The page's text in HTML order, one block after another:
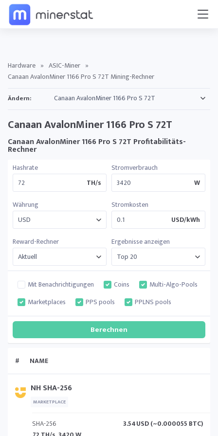
Hardware » ASIC-Miner »
Canaan AvalonMiner 1166 Pro S 72T Mining-Rechner
Ändern:
Canaan AvalonMiner 1166 Pro S 72T
Canaan AvalonMiner 1166 Pro S 72T Profitabilitäts-
Rechner
Hashrate
TH/s
Stromverbrauch
W
Währung
Stromkosten
USD/kWh
Reward-Rechner
Ergebnisse anzeigen
Mit Benachrichtigungen Coins
Multi-Algo-Pools
Marketplaces
PPS pools PPLNS pools
# NAME
NH SHA-256
MARKETPLACE
SHA-256
3.54USD (~0.000055 BTC)